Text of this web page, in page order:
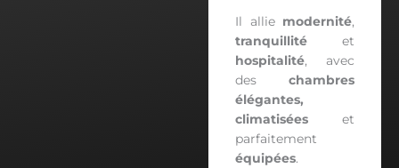
Il allie modernité,
tranquillité et
hospitalité, avec
des chambres
élégantes,
climatisées et
parfaitement
équipées.